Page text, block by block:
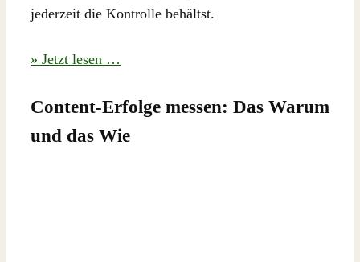
jederzeit die Kontrolle behältst.
» Jetzt lesen …
Content-Erfolge messen: Das Warum
und das Wie